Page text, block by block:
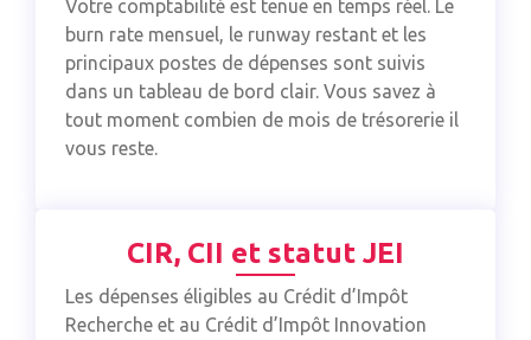
Votre comptabilité est tenue en temps réel. Le
burn rate mensuel, le runway restant et les
principaux postes de dépenses sont suivis
dans un tableau de bord clair. Vous savez à
tout moment combien de mois de trésorerie il
vous reste.
CIR, CII et statut JEI
Les dépenses éligibles au Crédit d’Impôt
Recherche et au Crédit d’Impôt Innovation